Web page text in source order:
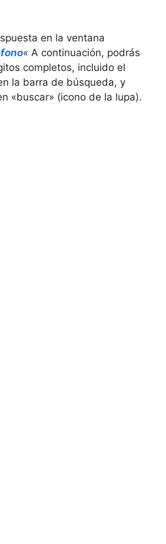
en la ventana
« A continuación, podrás
completos, incluido el
la barra de búsqueda, y
«buscar» (icono de la lupa).